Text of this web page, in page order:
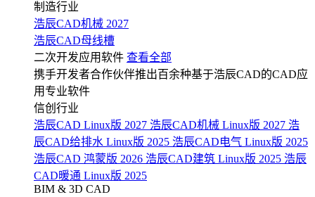
制造行业
浩辰CAD机械 2027
浩辰CAD母线槽
二次开发应用软件 查看全部
携手开发者合作伙伴推出百余种基于浩辰CAD的CAD应
用专业软件
信创行业
浩辰CAD Linux版 2027 浩辰CAD机械 Linux版 2027 浩
辰CAD给排水 Linux版 2025 浩辰CAD电气 Linux版 2025
浩辰CAD 鸿蒙版 2026 浩辰CAD建筑 Linux版 2025 浩辰
CAD暖通 Linux版 2025
BIM & 3D CAD